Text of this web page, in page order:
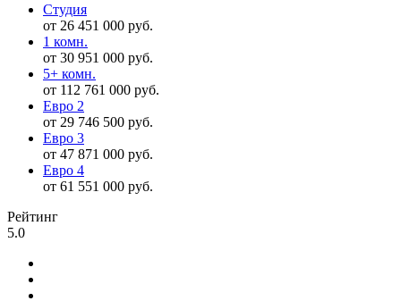
Студия
от 26 451 000 руб.
1 комн.
от 30 951 000 руб.
5+ комн.
от 112 761 000 руб.
Евро 2
от 29 746 500 руб.
Евро 3
от 47 871 000 руб.
Евро 4
от 61 551 000 руб.
Рейтинг
5.0